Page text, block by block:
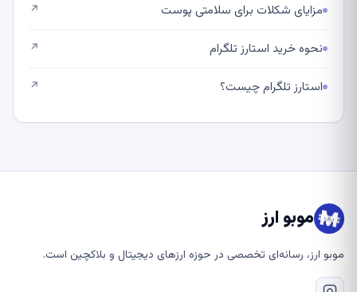
مزایای شکلات برای سلامتی پوست ↗
نحوه خرید استارز تلگرام ↗
استارز تلگرام چیست؟ ↗
موبو ارز
موبو ارز، رسانه‌ای تخصصی در حوزه ارزهای دیجیتال و بلاکچین است.